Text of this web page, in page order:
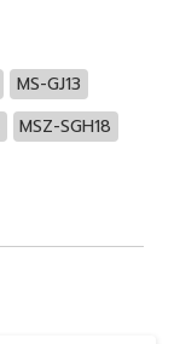
MS-GJ13
MSZ-SGH18